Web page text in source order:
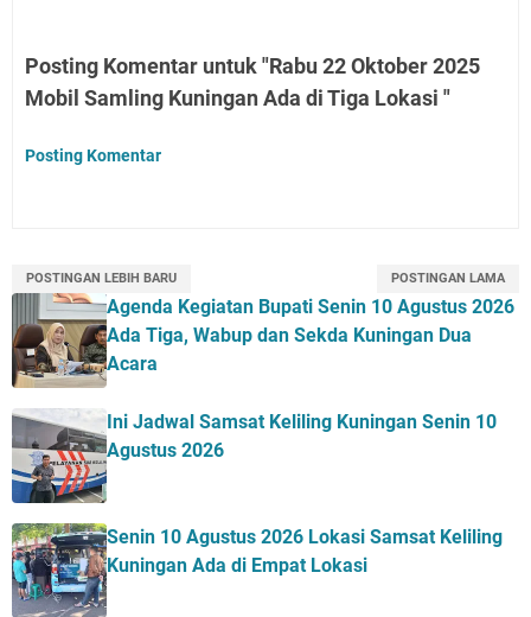
Posting Komentar untuk "Rabu 22 Oktober 2025
Mobil Samling Kuningan Ada di Tiga Lokasi "
Posting Komentar
POSTINGAN LEBIH BARU POSTINGAN LAMA
Agenda Kegiatan Bupati Senin 10 Agustus 2026
Ada Tiga, Wabup dan Sekda Kuningan Dua
Acara
Ini Jadwal Samsat Keliling Kuningan Senin 10
Agustus 2026
Senin 10 Agustus 2026 Lokasi Samsat Keliling
Kuningan Ada di Empat Lokasi